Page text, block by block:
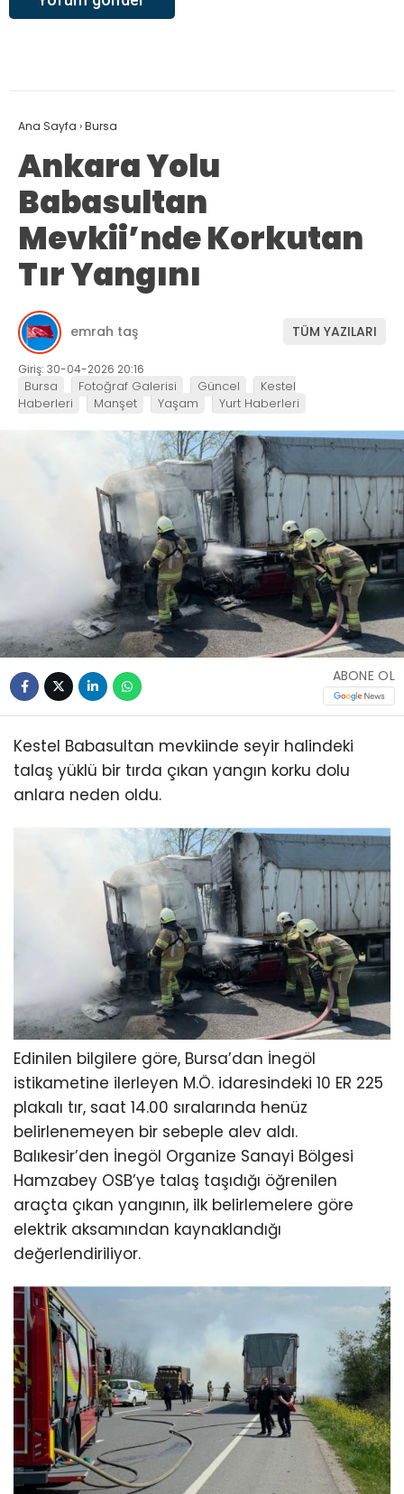
Ana Sayfa ›Bursa
Ankara Yolu
Babasultan
Mevkii’nde Korkutan
Tır Yangını
emrah taş TÜM YAZILARI
Giriş: 30-04-2026 20:16
Bursa Fotoğraf Galerisi Güncel
Kestel
Haberleri
Manşet Yaşam Yurt Haberleri
ABONE OL
Kestel Babasultan mevkiinde seyir halindeki
talaş yüklü bir tırda çıkan yangın korku dolu
anlara neden oldu.
Edinilen bilgilere göre, Bursa’dan İnegöl
istikametine ilerleyen M.Ö. idaresindeki 10 ER 225
plakalı tır, saat 14.00 sıralarında henüz
belirlenemeyen bir sebeple alev aldı.
Balıkesir’den İnegöl Organize Sanayi Bölgesi
Hamzabey OSB’ye talaş taşıdığı öğrenilen
araçta çıkan yangının, ilk belirlemelere göre
elektrik aksamından kaynaklandığı
değerlendiriliyor.